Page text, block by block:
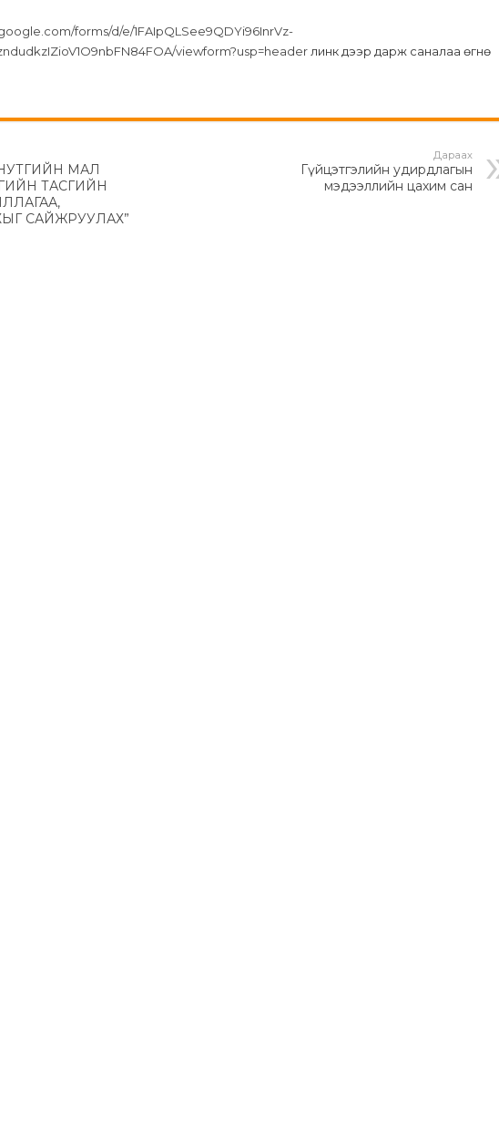
forms/d/e/1FAIpQLSee9QDYi96InrVz-
viewform?usp=header линк дээр дарж саналаа өгнө
МАЛ
ТАСГИЙН
САЙЖРУУЛАХ”
Дараах
Гүйцэтгэлийн удирдлагын
мэдээллийн цахим сан